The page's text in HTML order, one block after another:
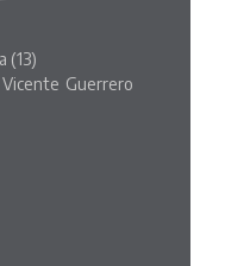
(13)
Guerrero